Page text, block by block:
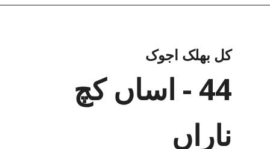
کل بھلک اجوک
44 - اساں کچ
ناراں